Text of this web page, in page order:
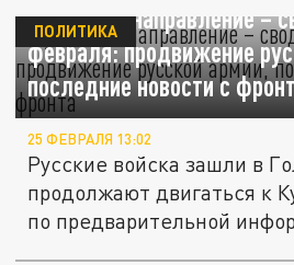
Купянское направление –
февраля: продвижение
последние новости с
ПОЛИТИКА
25 ФЕВРАЛЯ 13:02
Русские войска зашли в
продолжают двигаться к
по предварительной